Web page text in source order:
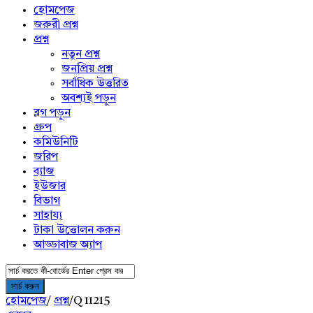
menu
হোমপেজ
জরুরী প্রশ্ন
প্রশ্ন
নতুন প্রশ্ন
জনপ্রিয় প্রশ্ন
সর্বাধিক উত্তরিত
অবশ্যই পড়ুন
ব্লগ পড়ুন
গ্রুপ
কমিউনিটি
জরিপ
ব্যাজ
ইউজার
বিভাগ
সাহায্য
টাকা উত্তোলন করুন
আড্ডাবাজ অ্যাপ
হোমপেজ/ প্রশ্ন/Q 11215